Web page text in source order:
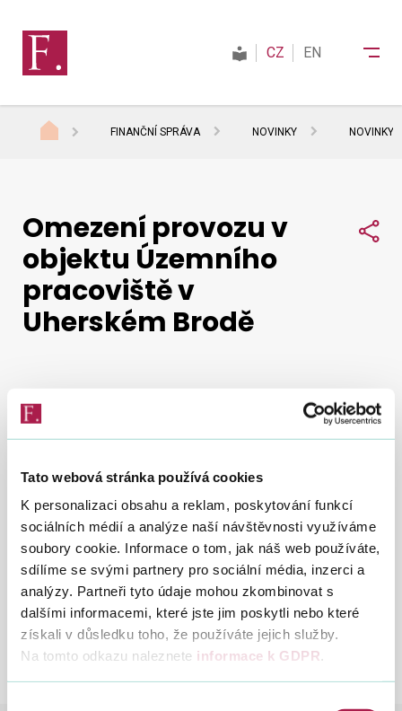
Tato webová stránka používá cookies
K personalizaci obsahu a reklam, poskytování funkcí
sociálních médií a analýze naší návštěvnosti využíváme
soubory cookie. Informace o tom, jak náš web používáte,
sdílíme se svými partnery pro sociální média, inzerci a
analýzy. Partneři tyto údaje mohou zkombinovat s
dalšími informacemi, které jste jim poskytli nebo které
získali v důsledku toho, že používáte jejich služby.
Na tomto odkazu naleznete informace k GDPR.
Daně
Mezinárodní spolupráce
Vyhledat na webu
CZ EN
FINANČNÍ SPRÁVA NOVINKY NOVINKY
12. 6. 2017
Ve čtvrtek 15. 6. 2017 bude z důvodu přerušení
dodávky elektřiny v době od 8:00 do 17:45 hodin
omezen provoz v objektu Územního pracoviště v
Uherském Brodě. Z tohoto důvodu nebude také
Omezení provozu v
objektu Územního
pracoviště v
Uherském Brodě